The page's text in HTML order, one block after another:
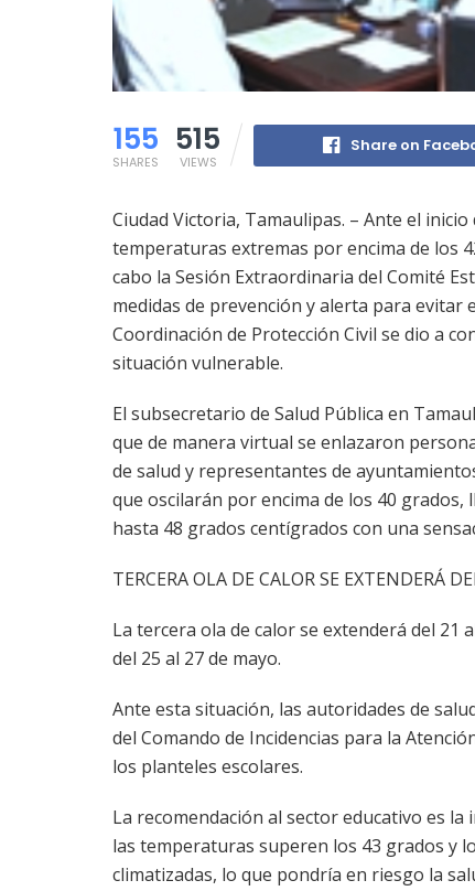
155
SHARES
515
VIEWS
Share on
Ciudad Victoria, Tamaulipas. – Ante el
temperaturas extremas por encima de los
cabo la Sesión Extraordinaria del Comité
medidas de prevención y alerta para evitar
Coordinación de Protección Civil se dio a
situación vulnerable.
El subsecretario de Salud Pública en
que de manera virtual se enlazaron
de salud y representantes de
que oscilarán por encima de los 40
hasta 48 grados centígrados con una
TERCERA OLA DE CALOR SE EXTENDERÁ
La tercera ola de calor se extenderá del 21
del 25 al 27 de mayo.
Ante esta situación, las autoridades de
del Comando de Incidencias para la
los planteles escolares.
La recomendación al sector educativo es
las temperaturas superen los 43 grados y
climatizadas, lo que pondría en riesgo la